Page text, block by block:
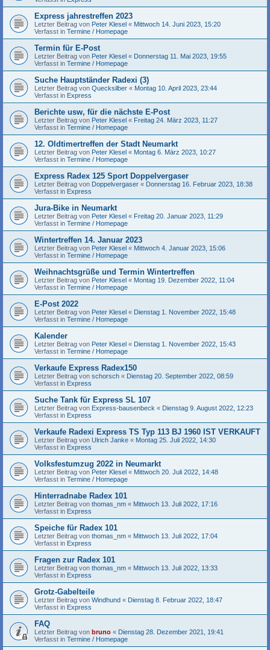
Express jahrestreffen 2023
Letzter Beitrag von Peter Klesel « Mittwoch 14. Juni 2023, 15:20
Verfasst in Termine / Homepage
Termin für E-Post
Letzter Beitrag von Peter Klesel « Donnerstag 11. Mai 2023, 19:55
Verfasst in Termine / Homepage
Suche Hauptständer Radexi (3)
Letzter Beitrag von Quecksilber « Montag 10. April 2023, 23:44
Verfasst in Express
Berichte usw, für die nächste E-Post
Letzter Beitrag von Peter Klesel « Freitag 24. März 2023, 11:27
Verfasst in Termine / Homepage
12. Oldtimertreffen der Stadt Neumarkt
Letzter Beitrag von Peter Klesel « Montag 6. März 2023, 10:27
Verfasst in Termine / Homepage
Express Radex 125 Sport Doppelvergaser
Letzter Beitrag von Doppelvergaser « Donnerstag 16. Februar 2023, 18:38
Verfasst in Express
Jura-Bike in Neumarkt
Letzter Beitrag von Peter Klesel « Freitag 20. Januar 2023, 11:29
Verfasst in Termine / Homepage
Wintertreffen 14. Januar 2023
Letzter Beitrag von Peter Klesel « Mittwoch 4. Januar 2023, 15:06
Verfasst in Termine / Homepage
Weihnachtsgrüße und Termin Wintertreffen
Letzter Beitrag von Peter Klesel « Montag 19. Dezember 2022, 11:04
Verfasst in Termine / Homepage
E-Post 2022
Letzter Beitrag von Peter Klesel « Dienstag 1. November 2022, 15:48
Verfasst in Termine / Homepage
Kalender
Letzter Beitrag von Peter Klesel « Dienstag 1. November 2022, 15:43
Verfasst in Termine / Homepage
Verkaufe Express Radex150
Letzter Beitrag von schorsch « Dienstag 20. September 2022, 08:59
Verfasst in Express
Suche Tank für Express SL 107
Letzter Beitrag von Express-bausenbeck « Dienstag 9. August 2022, 12:23
Verfasst in Express
Verkaufe Radexi Express TS Typ 113 BJ 1960 IST VERKAUFT
Letzter Beitrag von Ulrich Janke « Montag 25. Juli 2022, 14:30
Verfasst in Express
Volksfestumzug 2022 in Neumarkt
Letzter Beitrag von Peter Klesel « Mittwoch 20. Juli 2022, 14:48
Verfasst in Termine / Homepage
Hinterradnabe Radex 101
Letzter Beitrag von thomas_nm « Mittwoch 13. Juli 2022, 17:16
Verfasst in Express
Speiche für Radex 101
Letzter Beitrag von thomas_nm « Mittwoch 13. Juli 2022, 17:04
Verfasst in Express
Fragen zur Radex 101
Letzter Beitrag von thomas_nm « Mittwoch 13. Juli 2022, 13:33
Verfasst in Express
Grotz-Gabelteile
Letzter Beitrag von Windhund « Dienstag 8. Februar 2022, 18:47
Verfasst in Express
FAQ
Letzter Beitrag von bruno « Dienstag 28. Dezember 2021, 19:41
Verfasst in Termine / Homepage